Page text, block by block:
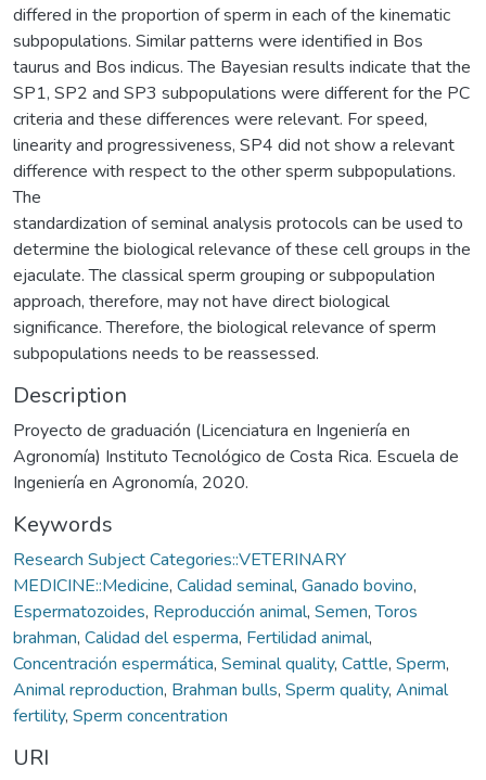
differed in the proportion of sperm in each of the kinematic
subpopulations. Similar patterns were identified in Bos
taurus and Bos indicus. The Bayesian results indicate that the
SP1, SP2 and SP3 subpopulations were different for the PC
criteria and these differences were relevant. For speed,
linearity and progressiveness, SP4 did not show a relevant
difference with respect to the other sperm subpopulations.
The
standardization of seminal analysis protocols can be used to
determine the biological relevance of these cell groups in the
ejaculate. The classical sperm grouping or subpopulation
approach, therefore, may not have direct biological
significance. Therefore, the biological relevance of sperm
subpopulations needs to be reassessed.
Description
Proyecto de graduación (Licenciatura en Ingeniería en
Agronomía) Instituto Tecnológico de Costa Rica. Escuela de
Ingeniería en Agronomía, 2020.
Keywords
Research Subject Categories::VETERINARY
MEDICINE::Medicine, Calidad seminal, Ganado bovino,
Espermatozoides, Reproducción animal, Semen,Toros
brahman, Calidad del esperma, Fertilidad animal,
Concentración espermática, Seminal quality, Cattle, Sperm,
Animal reproduction, Brahman bulls, Sperm quality, Animal
fertility, Sperm concentration
URI